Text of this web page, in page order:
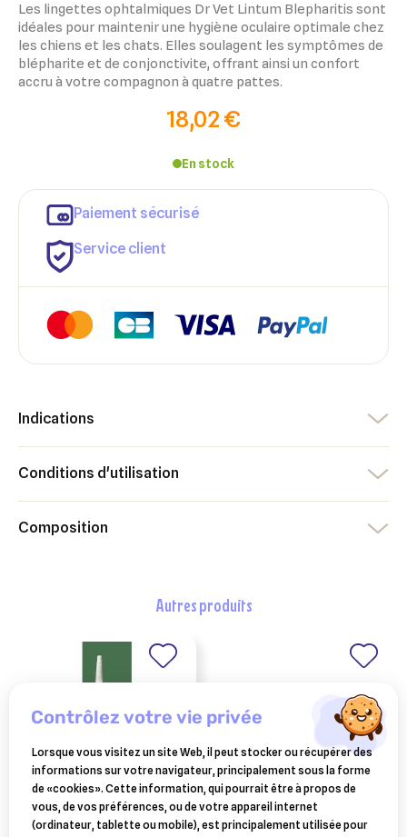
Les lingettes ophtalmiques Dr Vet Lintum Blepharitis sont
idéales pour maintenir une hygiène oculaire optimale chez
les chiens et les chats. Elles soulagent les symptômes de
blépharite et de conjonctivite, offrant ainsi un confort
accru à votre compagnon à quatre pattes.
18,02 €
En stock
Paiement sécurisé
Service client
Indications
Conditions d'utilisation
Composition
autres produits
lotion antiparasitaire
vétosan bio – clément
LABORATOIRE MOUREAU
sofcanis félin renal 50
Ajouter à ma liste d'envies
Créer une nouvelle liste
Créer une liste d'envies
Connexion
Vous devez être connecté pour ajouter des produits à votre
contrôlez votre vie privée
Lorsque vous visitez un site Web, il peut stocker ou récupérer des
informations sur votre navigateur, principalement sous la forme
de «cookies». Cette information, qui pourrait être à propos de
vous, de vos préférences, ou de votre appareil internet
(ordinateur, tablette ou mobile), est principalement utilisée pour